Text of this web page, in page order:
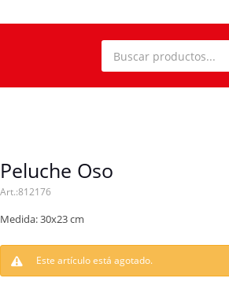
Peluche Oso
812176
Medida: 30x23 cm
Este artículo está agotado.